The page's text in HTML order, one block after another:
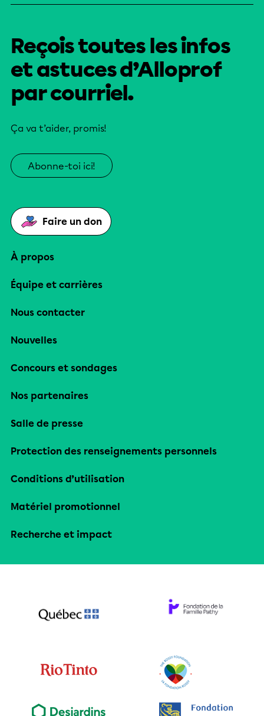
Reçois toutes les infos
et astuces d’Alloprof
par courriel.
Ça va t’aider, promis!
Abonne-toi ici!
Faire un don
À propos
Équipe et carrières
Nous contacter
Nouvelles
Concours et sondages
Nos partenaires
Salle de presse
Protection des renseignements personnels
Conditions d’utilisation
Matériel promotionnel
Recherche et impact